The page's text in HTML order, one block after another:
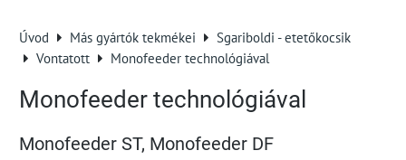
Úvod Más gyártók tekmékei
Sgariboldi - etetőkocsik
Vontatott
Monofeeder technológiával
Monofeeder technológiával
Monofeeder ST, Monofeeder DF